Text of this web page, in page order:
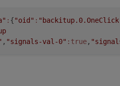
: {"oid" :
, "signals-val-0" :true,